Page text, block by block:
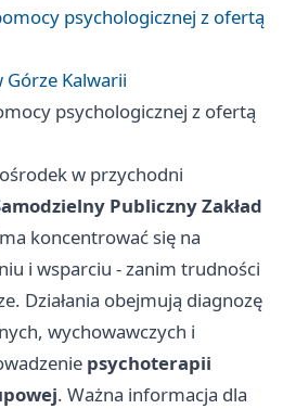
psychologicznej z ofertą
Górze Kalwarii
psychologicznej z ofertą
w przychodni
Publiczny Zakład
ma koncentrować się na
i wsparciu - zanim trudności
Działania obejmują diagnozę
wychowawczych i
psychoterapii
. Ważna informacja dla